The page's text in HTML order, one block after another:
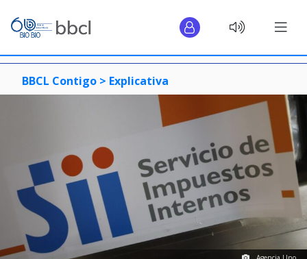
BBCL Contigo > Explicativa